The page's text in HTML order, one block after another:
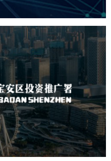
资推广署
网站建设 网站设计